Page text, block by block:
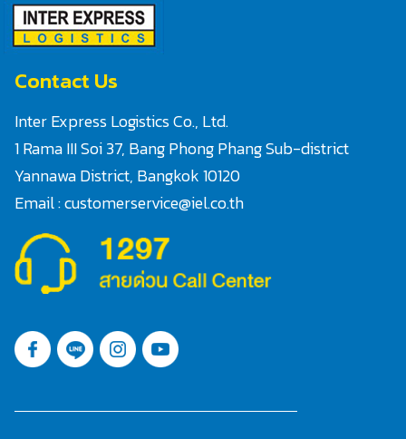
Contact Us
Inter Express Logistics Co., Ltd.
1 Rama III Soi 37, Bang Phong Phang Sub-district
Yannawa District, Bangkok 10120
Email : customerservice@iel.co.th